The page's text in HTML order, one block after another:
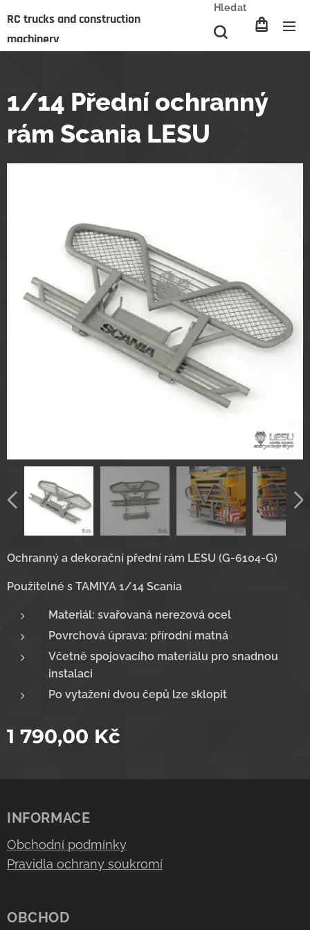
RC trucks and construction
machinery
Hledat
1/14 Přední ochranný
rám Scania LESU
Ochranný a dekorační přední rám LESU (G-6104-G)
Použitelné s TAMIYA 1/14 Scania
Materiál: svařovaná nerezová ocel
Povrchová úprava: přírodní matná
Včetně spojovacího materiálu pro snadnou
instalaci
Po vytažení dvou čepů lze sklopit
1 790,00 Kč
INFORMACE
Obchodní podmínky
Pravidla ochrany soukromí
OBCHOD